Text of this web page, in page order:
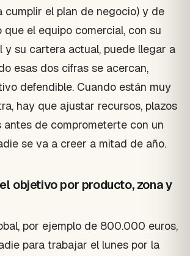
cumplir el plan de negocio) y de
que el equipo comercial, con su
y su cartera actual, puede llegar a
esas dos cifras se acercan,
defendible. Cuando están muy
hay que ajustar recursos, plazos
antes de comprometerte con un
se va a creer a mitad de año.
objetivo por producto, zona y
por ejemplo de 800.000 euros,
para trabajar el lunes por la